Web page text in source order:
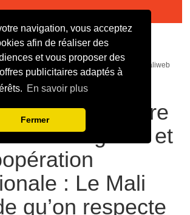
navigation, vous acceptez
afin de réaliser des
et vous proposer des
publicitaires adaptés à
En savoir plus
Fermer
Malijet
Actualité malienne en continue - mali web maliweb
actu news ortm direct live infos
Diop, ministre
étrangères et
: Le Mali
qu’on respecte